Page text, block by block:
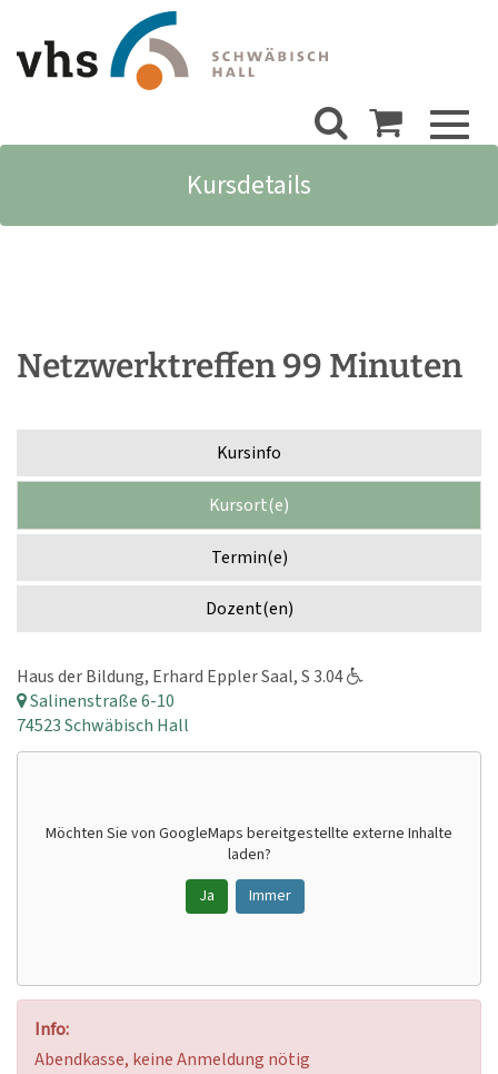
Kursdetails
Netzwerktreffen 99 Minuten
Kursinfo
Kursort(e)
Termin(e)
Dozent(en)
Haus der Bildung, Erhard Eppler Saal, S 3.04
Salinenstraße 6-10
74523 Schwäbisch Hall
Möchten Sie von GoogleMaps bereitgestellte externe Inhalte
laden?
Ja
Immer
Info:
Abendkasse, keine Anmeldung nötig